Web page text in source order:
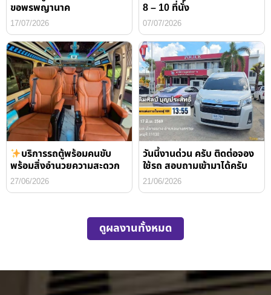
ขอพรพญานาค
17/07/2026
8 – 10 ที่นั่ง
07/07/2026
บริการรถตู้พร้อมคนขับ
พร้อมสิ่งอำนวยความสะดวก
27/06/2026
วันนี้งานด่วน ครับ ติดต่อจอง
ใช้รถ สอบถามเข้ามาได้ครับ
21/06/2026
ดูผลงานทั้งหมด